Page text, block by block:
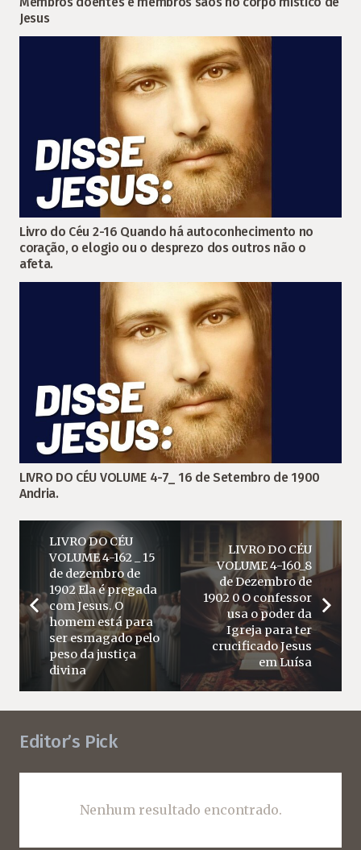
Jesus
Livro do Céu 2-16 Quando há autoconhecimento no
coração, o elogio ou o desprezo dos outros não o
afeta.
LIVRO DO CÉU VOLUME 4-7_ 16 de Setembro de 1900
Andria.
LIVRO DO CÉU
VOLUME 4-162 _ 15
de dezembro de
1902 Ela é pregada
com Jesus. O
homem está para
ser esmagado pelo
peso da justiça
divina
LIVRO DO CÉU
VOLUME 4-160_8
de Dezembro de
1902 0 O confessor
usa o poder da
Igreja para ter
crucificado Jesus
em Luísa
Editor’s Pick
Nenhum resultado encontrado.